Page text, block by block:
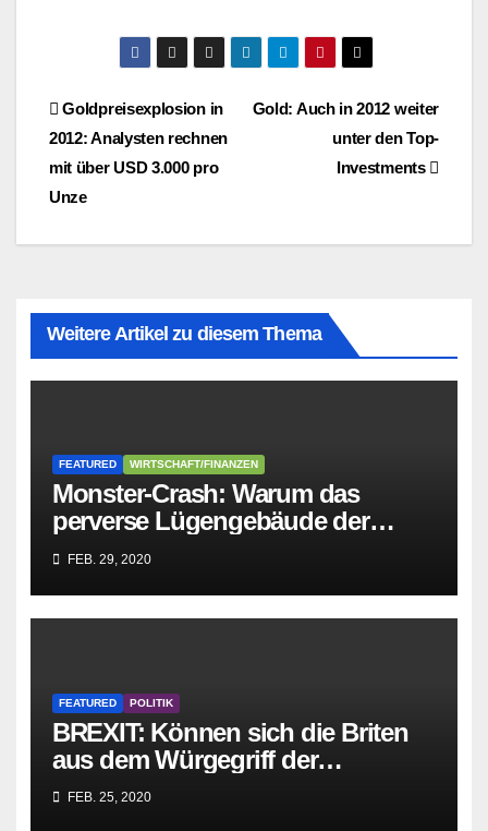
BeitragsnavigationGold: Auch in 2012 weiter
unter den Top-
Investments
Goldpreisexplosion in
2012: Analysten rechnen
mit über USD 3.000 pro
Unze
Weitere Artikel zu diesem Thema
FEATURED WIRTSCHAFT/FINANZEN
Monster-Crash: Warum das
perverse Lügengebäude der
Sozialisten in sich
zusammenbricht!
FEB. 29, 2020
FEATURED POLITIK
BREXIT: Können sich die Briten
aus dem Würgegriff der
parasitären EU-Mafia befreien?
FEB. 25, 2020